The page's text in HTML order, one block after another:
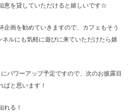
恵を貸していただけると嬉しいです☆
企画を勧めていきますので、カフェもそう
ルにも気軽に遊びに来ていただけたら嬉
パワーアップ予定ですので、次のお披露目
ばと思います！
れる！